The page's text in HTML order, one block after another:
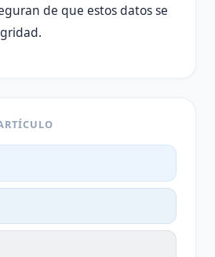
de que estos datos se